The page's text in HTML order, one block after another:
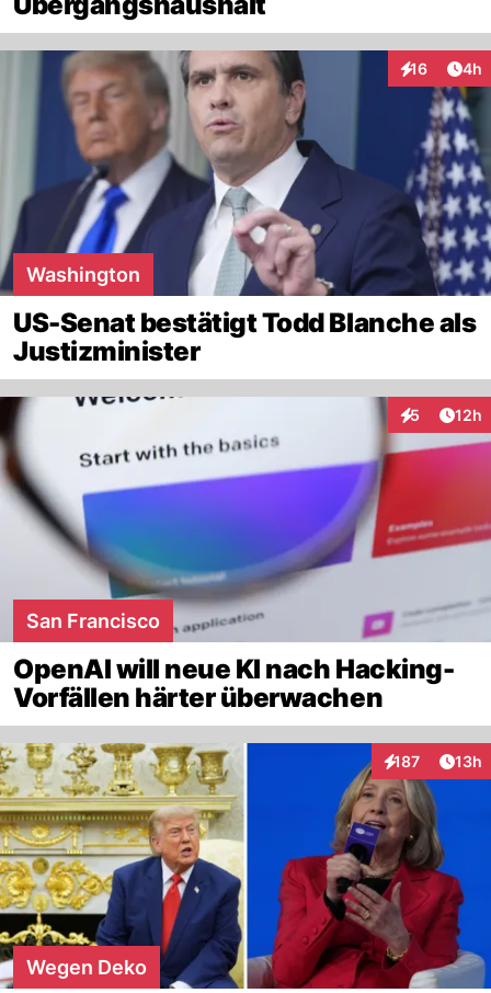
16
Interaktionen
4h
Washington
US-Senat bestätigt Todd Blanche als
Justizminister
5
Interaktionen
12h
San Francisco
OpenAI will neue KI nach Hacking-
Vorfällen härter überwachen
187
Interaktionen
13h
Wegen Deko